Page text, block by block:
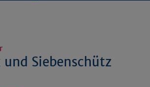
und Siebenschütz